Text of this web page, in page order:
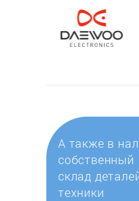
А также в
собственный
склад
техники